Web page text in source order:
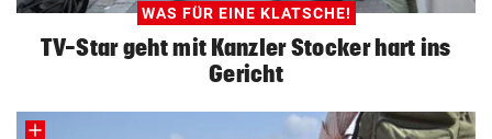
WAS FÜR EINE KLATSCHE!
TV-Star geht mit Kanzler Stocker hart ins
Gericht